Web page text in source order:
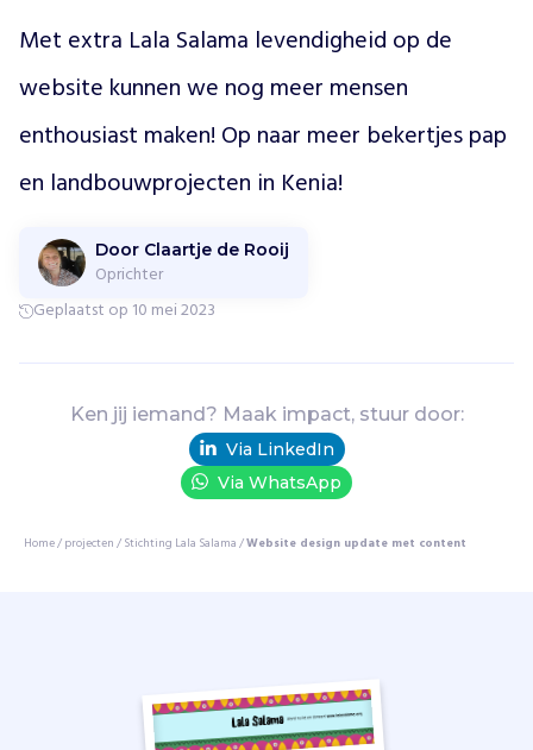
e
n
r
o
v
o
d
e
t
Met extra Lala Salama levendigheid op de
website kunnen we nog meer mensen
enthousiast maken! Op naar meer bekertjes pap
en landbouwprojecten in Kenia!
Door Claartje de Rooij
Oprichter
Geplaatst op 10 mei 2023
Ken jij iemand? Maak impact, stuur door:
Via LinkedIn
Via WhatsApp
Home/projecten/Stichting Lala Salama/Website design update met content